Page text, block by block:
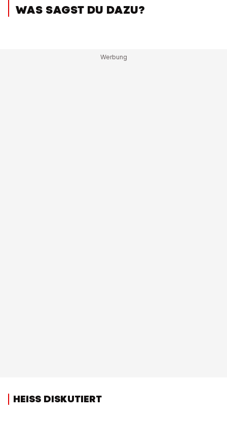
WAS SAGST DU DAZU?
HEISS DISKUTIERT